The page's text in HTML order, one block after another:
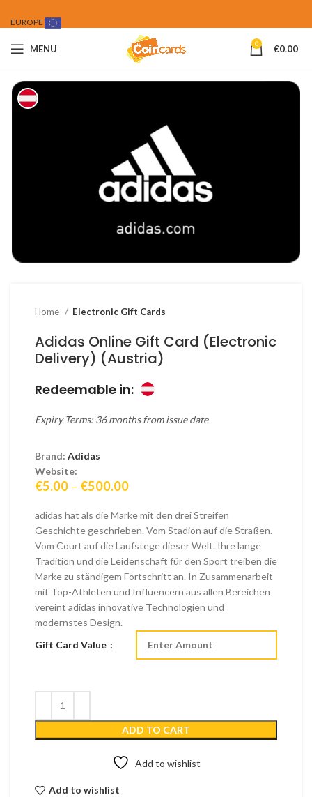
EUROPE
MENU 0 €0.00
Home Electronic Gift Cards
Adidas Online Gift Card (Electronic
Delivery) (Austria)
Redeemable in:
Expiry Terms: 36 months from issue date
Brand: Adidas
Website:
€5.00 – €500.00Price
€5.00
through
€500.00
adidas hat als die Marke mit den drei Streifen
Geschichte geschrieben. Vom Stadion auf die Straßen.
Vom Court auf die Laufstege dieser Welt. Ihre lange
Tradition und die Leidenschaft für den Sport treiben die
Marke zu ständigem Fortschritt an. In Zusammenarbeit
mit Top-Athleten und Influencern aus allen Bereichen
vereint adidas innovative Technologien und
modernstes Design.
Gift Card Value
ADD TO CART
Add to wishlist
Add to wishlist